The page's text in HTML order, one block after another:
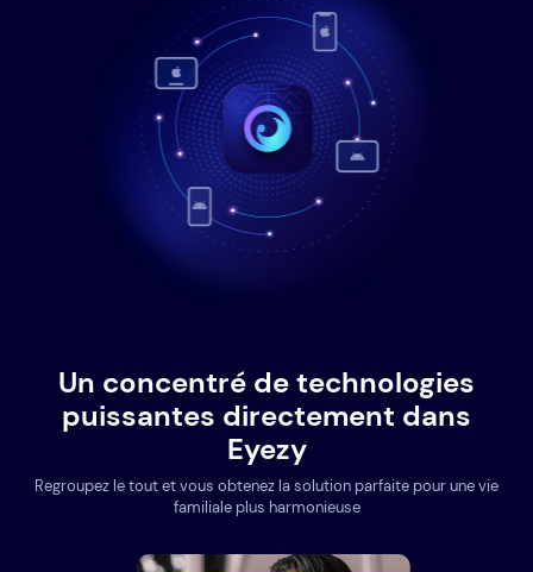
Un concentré de technologies
puissantes directement dans
Eyezy
Regroupez le tout et vous obtenez la solution parfaite pour une vie
familiale plus harmonieuse